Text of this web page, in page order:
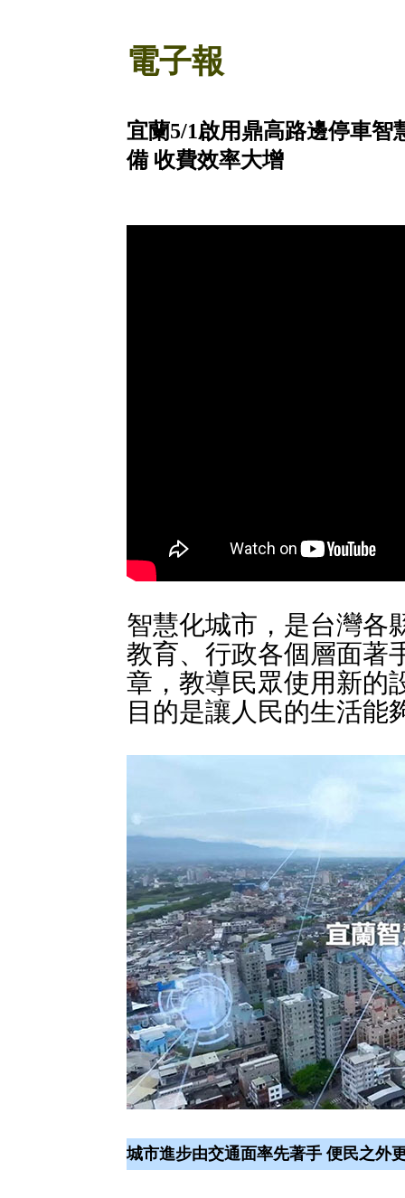
電子報
宜蘭5/1啟用鼎高路邊停車智
備 收費效率大增
智慧化城市，是台灣各
教育、行政各個層面著
章，教導民眾使用新的
目的是讓人民的生活能
城市進步由交通面率先著手 便民之外